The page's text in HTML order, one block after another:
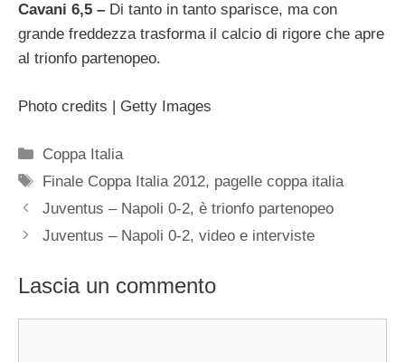
Cavani 6,5 – Di tanto in tanto sparisce, ma con
grande freddezza trasforma il calcio di rigore che apre
al trionfo partenopeo.
Photo credits | Getty Images
Categorie
Coppa Italia
Tag
Finale Coppa Italia 2012, pagelle coppa italia
Juventus – Napoli 0-2, è trionfo partenopeo
Juventus – Napoli 0-2, video e interviste
Lascia un commento